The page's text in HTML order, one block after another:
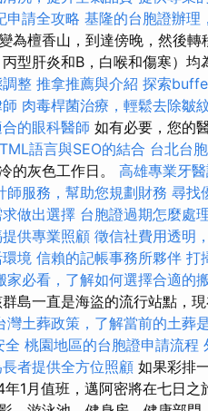
申請全攻略 基隆的台胞證辦理
為檀香山，到達傍晚，然後
型肝炎和B，白喉和傷寒）均
整 推拿推薦與介紹 探索
肉毒桿菌治療，輕鬆去除皺
的眼科醫師 如有必要，您的
語言與SEO的結合 台北台
的灰色工作日。 高雄專業牙
師服務，幫助您規劃財務 尋找
做出選擇 台胞證過期怎麼處
供專業照顧 徵信社費用透明
境 信賴的記帳事務所夥伴 打
家必看，了解如何選擇合適的
島一直是海盜的流行站點，
灣土葬政策，了解當前的土葬
全 桃園地區的台胞證申請流程
者提供全方位照顧 如果彩排
1月值班，邁阿密將在七日之